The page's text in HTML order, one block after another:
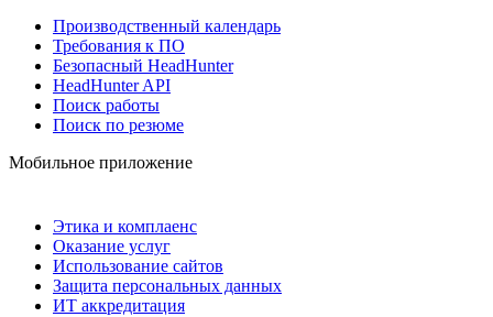
Производственный календарь
Требования к ПО
Безопасный HeadHunter
HeadHunter API
Поиск работы
Поиск по резюме
Мобильное приложение
Этика и комплаенс
Оказание услуг
Использование сайтов
Защита персональных данных
ИТ аккредитация